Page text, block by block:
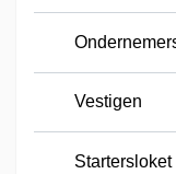
Vestigen
Startersloket